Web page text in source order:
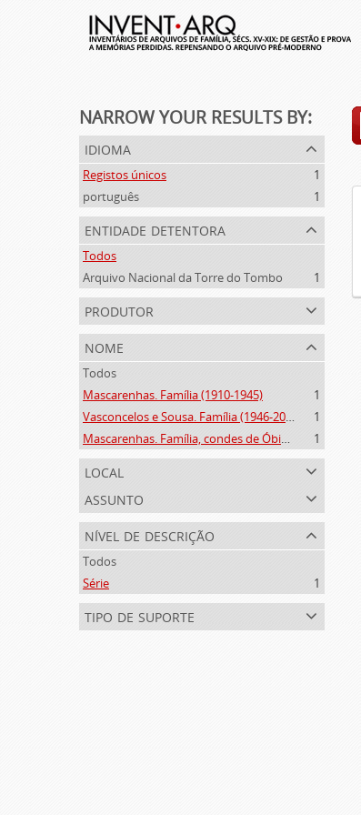
NARROW YOUR RESULTS BY:
idioma
Registos únicos
1
português
1
entidade detentora
Todos
Arquivo Nacional da Torre do Tombo
1
produtor
nome
Todos
Mascarenhas. Família (1910-1945)
1
Vasconcelos e Sousa. Família (1946-2006)
1
Mascarenhas. Família, condes de Óbidos, Palma e Sabugal (1669-1910)
1
local
assunto
nível de descrição
Todos
Série
1
tipo de suporte